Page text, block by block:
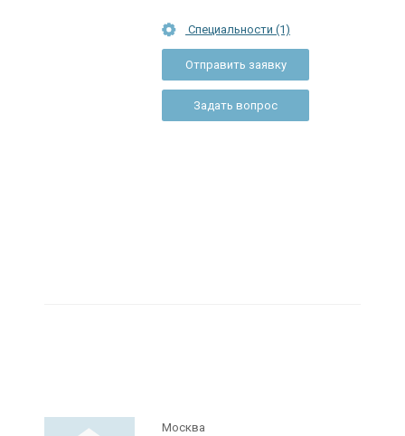
Специальности (1)
Отправить заявку
Задать вопрос
Москва